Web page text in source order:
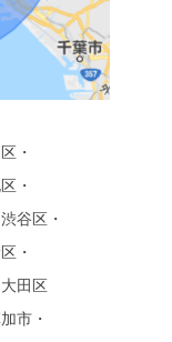
・
・
谷区・
・
田区
市・